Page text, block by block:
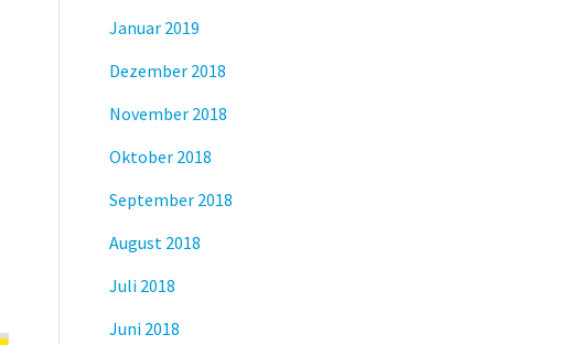
Januar 2019
Dezember 2018
November 2018
Oktober 2018
September 2018
August 2018
Juli 2018
Juni 2018